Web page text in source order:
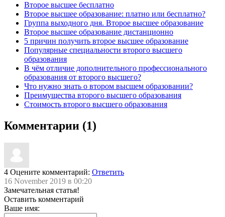
Второе высшее бесплатно
Второе высшее образование: платно или бесплатно?
Группа выходного дня. Второе высшее образование
Второе высшее образование дистанционно
5 причин получить второе высшее образование
Популярные специальности второго высшего
образования
В чём отличие дополнительного профессионального
образования от второго высшего?
Что нужно знать о втором высшем образовании?
Преимущества второго высшего образования
Стоимость второго высшего образования
Комментарии (1)
4 Оцените комментарий: Ответить
16 November 2019 в 00:20
Замечательная статья!
Оставить комментарий
Ваше имя: